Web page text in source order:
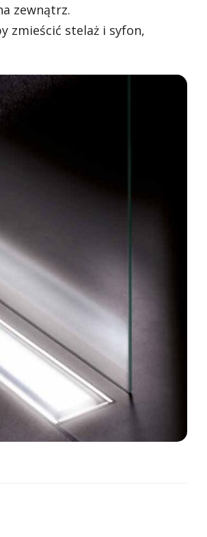
zewnątrz.
zmieścić stelaż i syfon,